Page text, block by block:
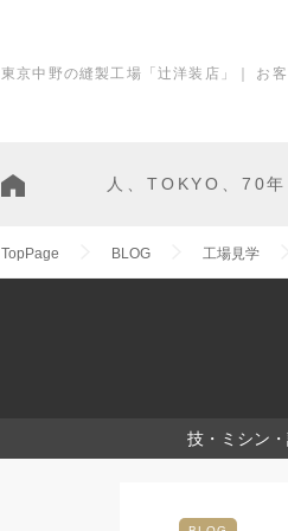
東京中野の縫製工場「辻洋装店」｜ お客
人、TOKYO、70年
TopPage BLOG 工場見学
技・ミシン